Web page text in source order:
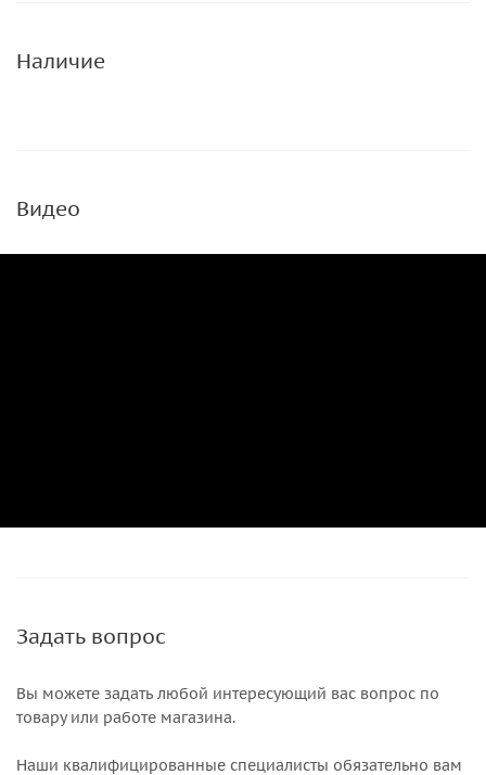
Наличие
Видео
Задать вопрос
Вы можете задать любой интересующий вас вопрос по
товару или работе магазина.
Наши квалифицированные специалисты обязательно вам